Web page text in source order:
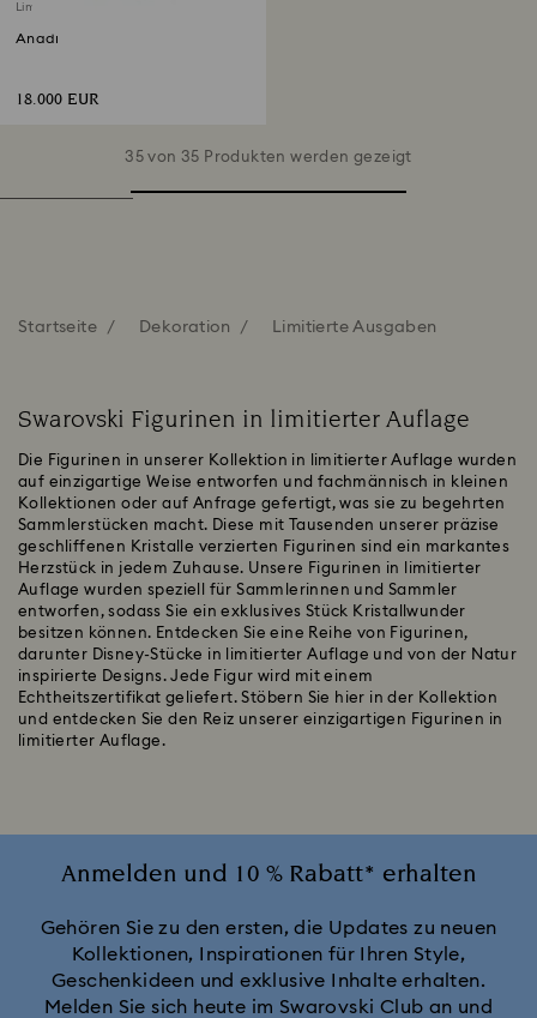
Limitierte Ausgabe
Anadi
18.000 EUR
35 von 35 Produkten werden gezeigt
Startseite Dekoration Limitierte Ausgaben
Swarovski Figurinen in limitierter Auflage
Die Figurinen in unserer Kollektion in limitierter Auflage wurden
auf einzigartige Weise entworfen und fachmännisch in kleinen
Kollektionen oder auf Anfrage gefertigt, was sie zu begehrten
Sammlerstücken macht. Diese mit Tausenden unserer präzise
geschliffenen Kristalle verzierten Figurinen sind ein markantes
Herzstück in jedem Zuhause. Unsere Figurinen in limitierter
Auflage wurden speziell für Sammlerinnen und Sammler
entworfen, sodass Sie ein exklusives Stück Kristallwunder
besitzen können. Entdecken Sie eine Reihe von Figurinen,
darunter Disney-Stücke in limitierter Auflage und von der Natur
inspirierte Designs. Jede Figur wird mit einem
Echtheitszertifikat geliefert. Stöbern Sie hier in der Kollektion
und entdecken Sie den Reiz unserer einzigartigen Figurinen in
limitierter Auflage.
Anmelden und 10 % Rabatt* erhalten
Gehören Sie zu den ersten, die Updates zu neuen
Kollektionen, Inspirationen für Ihren Style,
Geschenkideen und exklusive Inhalte erhalten.
Melden Sie sich heute im Swarovski Club an und